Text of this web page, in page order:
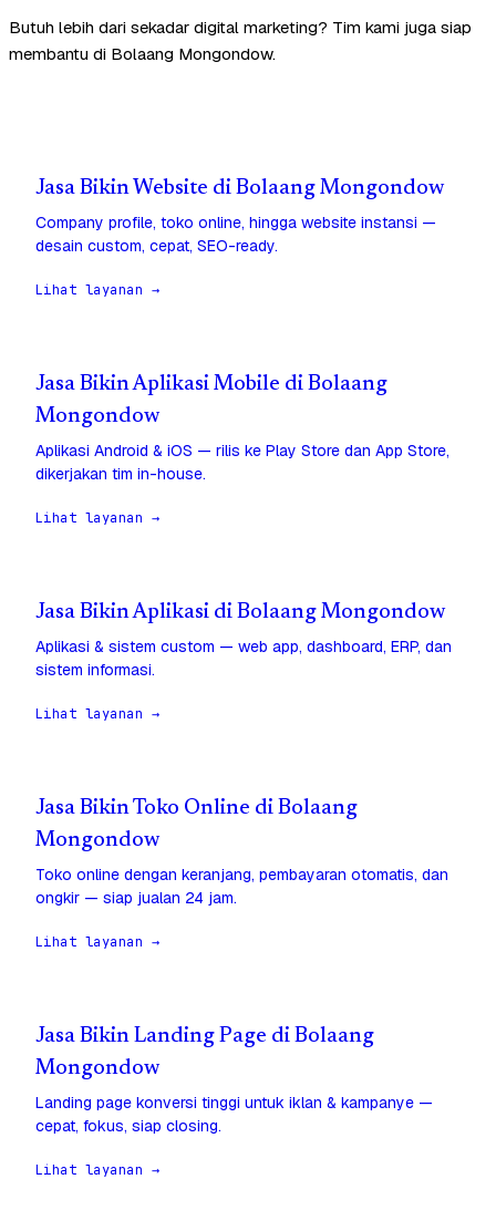
Butuh lebih dari sekadar digital marketing? Tim kami juga siap
membantu di Bolaang Mongondow.
Jasa Bikin Website di Bolaang Mongondow
Company profile, toko online, hingga website instansi —
desain custom, cepat, SEO-ready.
Lihat layanan →
Jasa Bikin Aplikasi Mobile di Bolaang
Mongondow
Aplikasi Android & iOS — rilis ke Play Store dan App Store,
dikerjakan tim in-house.
Lihat layanan →
Jasa Bikin Aplikasi di Bolaang Mongondow
Aplikasi & sistem custom — web app, dashboard, ERP, dan
sistem informasi.
Lihat layanan →
Jasa Bikin Toko Online di Bolaang
Mongondow
Toko online dengan keranjang, pembayaran otomatis, dan
ongkir — siap jualan 24 jam.
Lihat layanan →
Jasa Bikin Landing Page di Bolaang
Mongondow
Landing page konversi tinggi untuk iklan & kampanye —
cepat, fokus, siap closing.
Lihat layanan →